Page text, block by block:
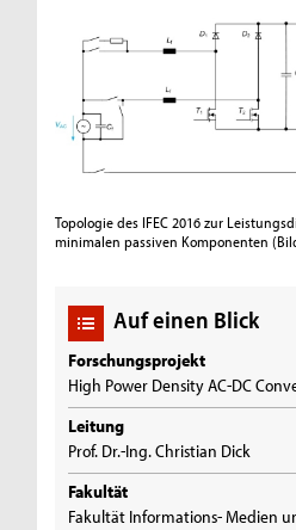
Topologie des IFEC 2016 zur
minimalen passiven Komponenten
Auf einen Blick
Forschungsprojekt
High Power Density AC-DC
Leitung
Prof. Dr.-Ing. Christian Dick
Fakultät
Fakultät Informations- Medien